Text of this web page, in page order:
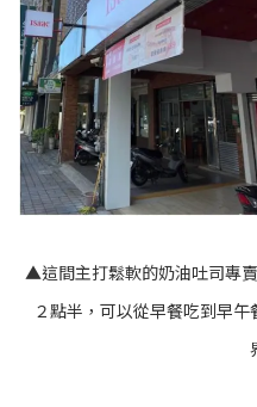
▲這間主打鬆軟的奶油吐司專
２點半，可以從早餐吃到早午